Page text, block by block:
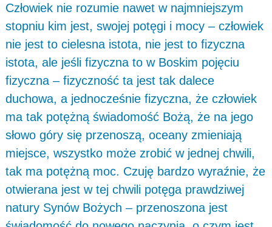
Człowiek nie rozumie nawet w najmniejszym
stopniu kim jest, swojej potęgi i mocy – człowiek
nie jest to cielesna istota, nie jest to fizyczna
istota, ale jeśli fizyczna to w Boskim pojęciu
fizyczna – fizyczność ta jest tak dalece
duchowa, a jednocześnie fizyczna, że człowiek
ma tak potężną świadomość Bożą, że na jego
słowo góry się przenoszą, oceany zmieniają
miejsce, wszystko może zrobić w jednej chwili,
tak ma potężną moc. Czuję bardzo wyraźnie, że
otwierana jest w tej chwili potęga prawdziwej
natury Synów Bożych – przenoszona jest